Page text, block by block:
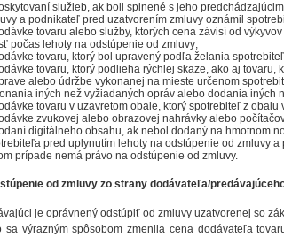
služieb, ak boli splnené s jeho
a podnikateľ pred uzatvorením zmluvy oznámil
tovaru alebo služby, ktorých cena závisí od
počas lehoty na odstúpenie od zmluvy;
tovaru, ktorý bol upravený podľa želania
tovaru, ktorý podlieha rýchlej skaze, ako aj
alebo údržbe vykonanej na mieste určenom
iných než vyžiadaných opráv alebo dodania iných
tovaru v uzavretom obale, ktorý spotrebiteľ z
zvukovej alebo obrazovej nahrávky alebo
digitálneho obsahu, ak nebol dodaný na hmotnom
pred uplynutím lehoty na odstúpenie od zmluvy
prípade nemá právo na odstúpenie od zmluvy.
od zmluvy zo strany dodávateľa/
je oprávnený odstúpiť od zmluvy uzatvorenej so
sa výrazným spôsobom zmenila cena dodávateľa